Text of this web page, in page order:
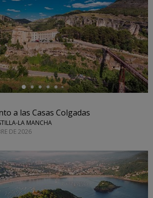
a las Casas Colgadas
LA MANCHA
DE 2026